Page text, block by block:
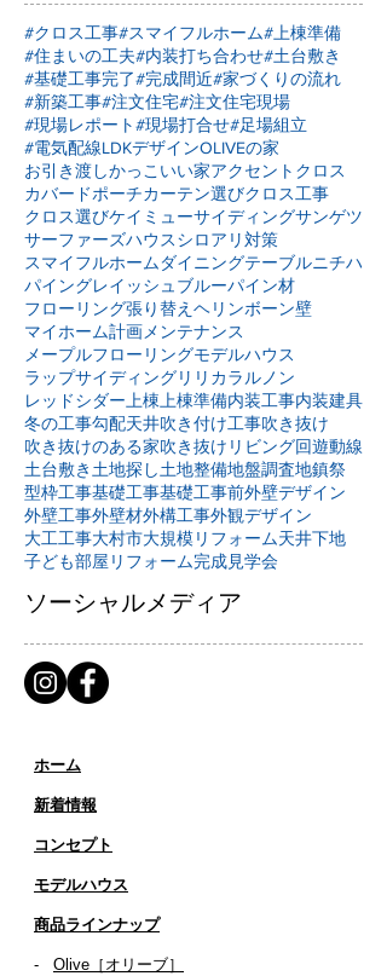
#クロス工事#スマイフルホーム#上棟準備
#住まいの工夫#内装打ち合わせ#土台敷き
#基礎工事完了#完成間近#家づくりの流れ
#新築工事#注文住宅#注文住宅現場
#現場レポート#現場打合せ#足場組立
#電気配線LDKデザインOLIVEの家
お引き渡しかっこいい家アクセントクロス
カバードポーチカーテン選びクロス工事
クロス選びケイミューサイディングサンゲツ
サーファーズハウスシロアリ対策
スマイフルホームダイニングテーブルニチハ
パイングレイッシュブルーパイン材
フローリング張り替え ヘリンボーン壁
マイホーム計画 メンテナンス
メープルフローリングモデルハウス
ラップサイディングリリカラ ルノン
レッドシダー 上棟 上棟準備内装工事内装建具
冬の工事勾配天井吹き付け工事吹き抜け
吹き抜けのある家吹き抜けリビング回遊動線
土台敷き 土地探し土地整備地盤調査地鎮祭
型枠工事基礎工事基礎工事前外壁デザイン
外壁工事外壁材外構工事外観デザイン
大工工事大村市大規模リフォーム天井下地
子ども部屋リフォーム完成見学会
ソーシャルメディア
ホーム
新着情報
コンセプト
​​モデルハウス
商品ラインナップ
- Olive［オリーブ］